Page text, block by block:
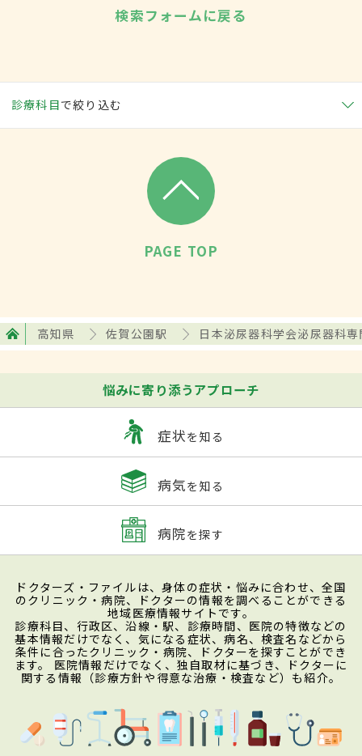
検索フォームに戻る
診療科目で絞り込む
PAGE TOP
高知県 佐賀公園駅 日本泌尿器科学会泌尿器科
悩みに寄り添うアプローチ
症状を知る
病気を知る
病院を探す
ドクターズ・ファイルは、身体の症状・悩みに合わせ、全国
のクリニック・病院、ドクターの情報を調べることができる
地域医療情報サイトです。
診療科目、行政区、沿線・駅、診療時間、医院の特徴などの
基本情報だけでなく、気になる症状、病名、検査名などから
条件に合ったクリニック・病院、ドクターを探すことができ
ます。 医院情報だけでなく、独自取材に基づき、ドクターに
関する情報（診療方針や得意な治療・検査など）も紹介。